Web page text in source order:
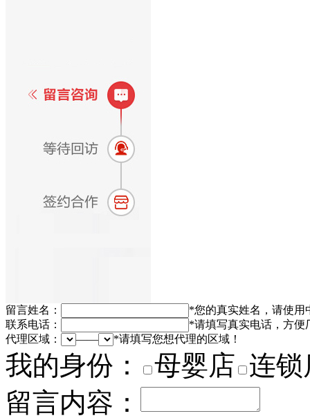
留言姓名： *您的真实姓名，请使用
联系电话：
*请填写真实电话，方便
代理区域：
—— *请填写您想代理的区域！
我的身份： 母婴店 连锁
留言内容：